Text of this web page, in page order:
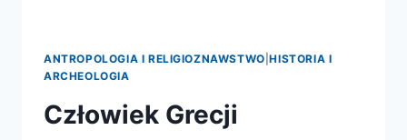
ANTROPOLOGIA I RELIGIOZNAWSTWO |HISTORIA I
ARCHEOLOGIA
Człowiek Grecji